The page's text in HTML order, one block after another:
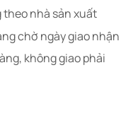
nhà sản xuất
chờ ngày giao nhận
không giao phải